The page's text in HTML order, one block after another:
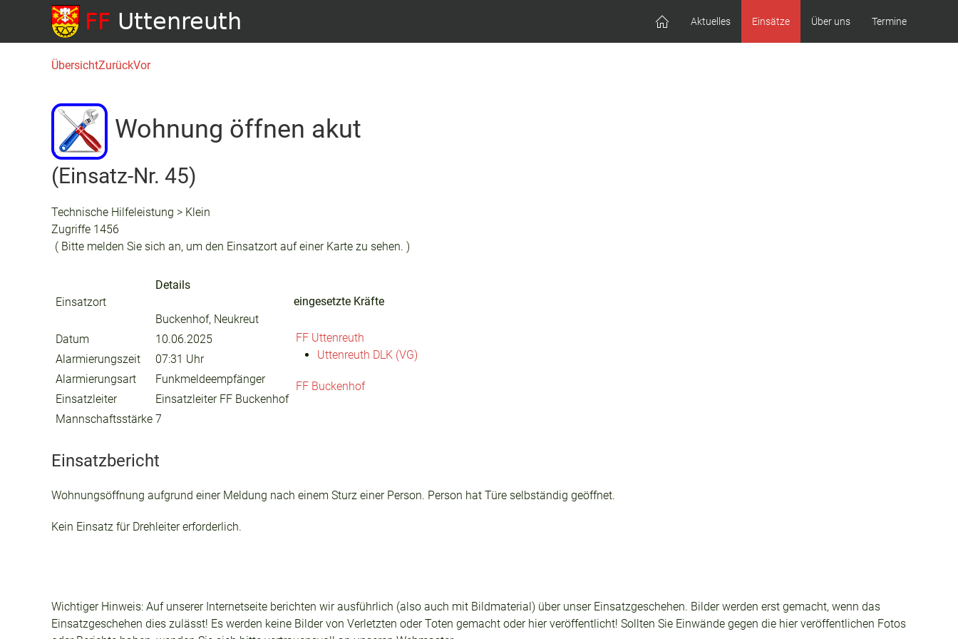
Aktuelles Einsätze Über uns Termine
ÜbersichtZurückVor
Wohnung öffnen akut
(Einsatz-Nr. 45)
Technische Hilfeleistung > Klein
Zugriffe 1456
( Bitte melden Sie sich an, um den Einsatzort auf einer Karte zu sehen. )
Einsatzort
Details
Buckenhof, Neukreut
Datum
10.06.2025
Alarmierungszeit
07:31 Uhr
Alarmierungsart
Funkmeldeempfänger
Einsatzleiter
Einsatzleiter FF Buckenhof
Mannschaftsstärke 7
eingesetzte Kräfte
FF Uttenreuth
Uttenreuth DLK (VG)
FF Buckenhof
Einsatzbericht
Wohnungsöffnung aufgrund einer Meldung nach einem Sturz einer Person. Person hat Türe selbständig geöffnet.
Kein Einsatz für Drehleiter erforderlich.
Wichtiger Hinweis: Auf unserer Internetseite berichten wir ausführlich (also auch mit Bildmaterial) über unser Einsatzgeschehen. Bilder werden erst gemacht, wenn das
Einsatzgeschehen dies zulässt! Es werden keine Bilder von Verletzten oder Toten gemacht oder hier veröffentlicht! Sollten Sie Einwände gegen die hier veröffentlichen Fotos